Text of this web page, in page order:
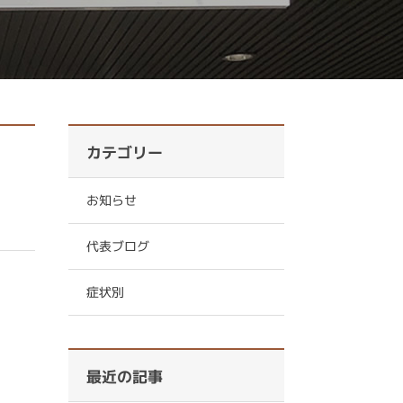
カテゴリー
お知らせ
代表ブログ
症状別
最近の記事